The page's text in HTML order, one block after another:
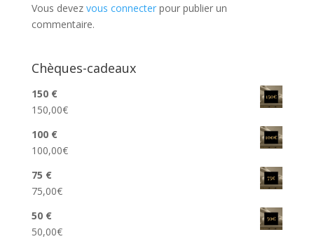
Vous devez vous connecterpour publier un
commentaire.
Chèques-cadeaux
150 €
150,00€
100 €
100,00€
75 €
75,00€
50 €
50,00€